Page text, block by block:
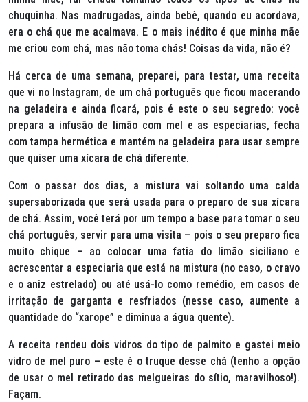
chuquinha. Nas madrugadas, ainda bebê, quando eu acordava,
era o chá que me acalmava. E o mais inédito é que minha mãe
me criou com chá, mas não toma chás! Coisas da vida, não é?
Há cerca de uma semana, preparei, para testar, uma receita
que vi no Instagram, de um chá português que ficou macerando
na geladeira e ainda ficará, pois é este o seu segredo: você
prepara a infusão de limão com mel e as especiarias, fecha
com tampa hermética e mantém na geladeira para usar sempre
que quiser uma xícara de chá diferente.
Com o passar dos dias, a mistura vai soltando uma calda
supersaborizada que será usada para o preparo de sua xícara
de chá. Assim, você terá por um tempo a base para tomar o seu
chá português, servir para uma visita – pois o seu preparo fica
muito chique – ao colocar uma fatia do limão siciliano e
acrescentar a especiaria que está na mistura (no caso, o cravo
e o aniz estrelado) ou até usá-lo como remédio, em casos de
irritação de garganta e resfriados (nesse caso, aumente a
quantidade do “xarope” e diminua a água quente).
A receita rendeu dois vidros do tipo de palmito e gastei meio
vidro de mel puro – este é o truque desse chá (tenho a opção
de usar o mel retirado das melgueiras do sítio, maravilhoso!).
Façam.